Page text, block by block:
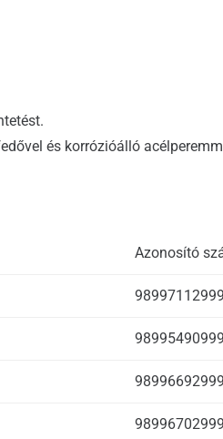
és korrózióálló
Azonosító
98997112999
98995490999
98996692999
98996702999